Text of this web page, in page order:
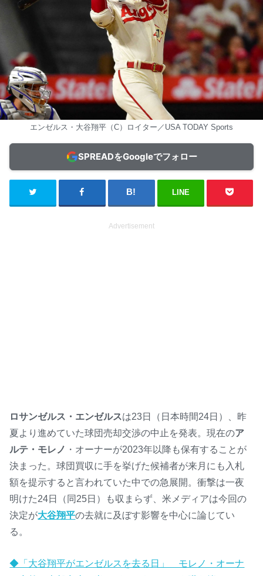
エンゼルス・大谷翔平（C）ロイター／USA TODAY Sports
SPREADをGoogleでフォロー
LINE
Advertisement
ロサンゼルス・エンゼルスは23日（日本時間24日）、昨
夏より進めていた球団売却交渉の中止を発表。現在のア
ルテ・モレノ ・オーナーが2023年以降も保有することが
決まった。球団買収に手を挙げた候補者が来月にも入札
額を提示すると言われていた中での急展開。衝撃は一夜
明けた24日（同25日）も収まらず、米メディアは今回の
決定が大谷翔平の去就に及ぼす影響を中心に論じてい
る。
◆「大谷翔平がエンゼルスを去る日」 モレノ・オーナ